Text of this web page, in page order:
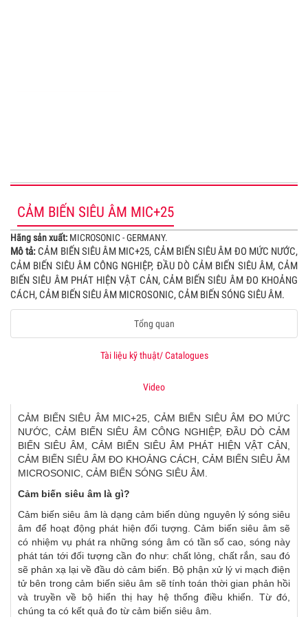
CẢM BIẾN SIÊU ÂM MIC+25
Hãng sản xuất: MICROSONIC - GERMANY.
Mô tả: CẢM BIẾN SIÊU ÂM MIC+25, CẢM BIẾN SIÊU ÂM ĐO MỨC NƯỚC,
CẢM BIẾN SIÊU ÂM CÔNG NGHIỆP, ĐẦU DÒ CẢM BIẾN SIÊU ÂM, CẢM
BIẾN SIÊU ÂM PHÁT HIỆN VẬT CẢN, CẢM BIẾN SIÊU ÂM ĐO KHOẢNG
CÁCH, CẢM BIẾN SIÊU ÂM MICROSONIC, CẢM BIẾN SÓNG SIÊU ÂM.
Tổng quan
Tài liệu kỹ thuật/ Catalogues
Video
CẢM BIẾN SIÊU ÂM MIC+25, CẢM BIẾN SIÊU ÂM ĐO MỨC
NƯỚC, CẢM BIẾN SIÊU ÂM CÔNG NGHIỆP, ĐẦU DÒ CẢM
BIẾN SIÊU ÂM, CẢM BIẾN SIÊU ÂM PHÁT HIỆN VẬT CẢN,
CẢM BIẾN SIÊU ÂM ĐO KHOẢNG CÁCH, CẢM BIẾN SIÊU ÂM
MICROSONIC, CẢM BIẾN SÓNG SIÊU ÂM.
Cảm biến siêu âm là gì?
Cảm biến siêu âm là dạng cảm biến dùng nguyên lý sóng siêu
âm để hoạt động phát hiện đối tượng. Cảm biến siêu âm sẽ
có nhiệm vụ phát ra những sóng âm có tần số cao, sóng này
phát tán tới đối tượng cần đo như: chất lỏng, chất rắn, sau đó
sẽ phản xạ lại về đầu dò cảm biến. Bộ phận xử lý vi mạch điện
tử bên trong cảm biến siêu âm sẽ tính toán thời gian phản hồi
và truyền về bộ hiển thị hay hệ thống điều khiển. Từ đó,
chúng ta có kết quả đo từ cảm biến siêu âm.